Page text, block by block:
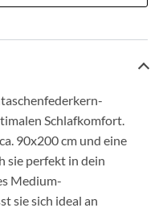
Schlafkomfort.
90x200 cm und eine
sie perfekt in dein
Medium-
sie sich ideal an